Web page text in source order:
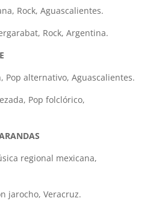
Rock, Aguascalientes.
Rock, Argentina.
Pop alternativo, Aguascalientes.
Pop folclórico,
regional mexicana,
jarocho, Veracruz.